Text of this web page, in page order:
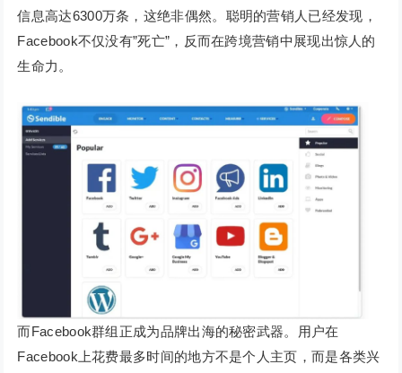
信息高达6300万条，这绝非偶然。聪明的营销人已经发现，
Facebook不仅没有”死亡”，反而在跨境营销中展现出惊人的
生命力。
而Facebook群组正成为品牌出海的秘密武器。用户在
Facebook上花费最多时间的地方不是个人主页，而是各类兴